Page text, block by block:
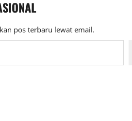
pos terbaru lewat email.